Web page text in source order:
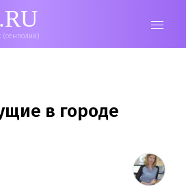
(сенполий)
в городе